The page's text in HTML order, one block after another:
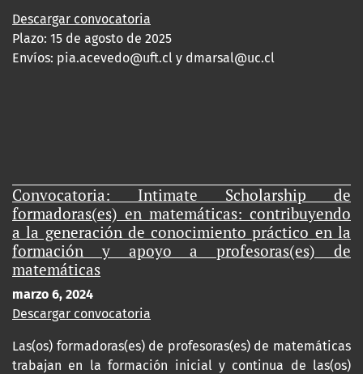
Descargar convocatoria
Plazo: 15 de agosto de 2025
Envíos: pia.acevedo@uft.cl y dmarsal@uc.cl
Convocatoria: Intimate Scholarship de
formadoras(es) en matemáticas: contribuyendo
a la generación de conocimiento práctico en la
formación y apoyo a profesoras(es) de
matemáticas
marzo 6, 2024
Descargar convocatoria
Las(os) formadoras(es) de profesoras(es) de matemáticas
trabajan en la formación inicial y continua de las(os)